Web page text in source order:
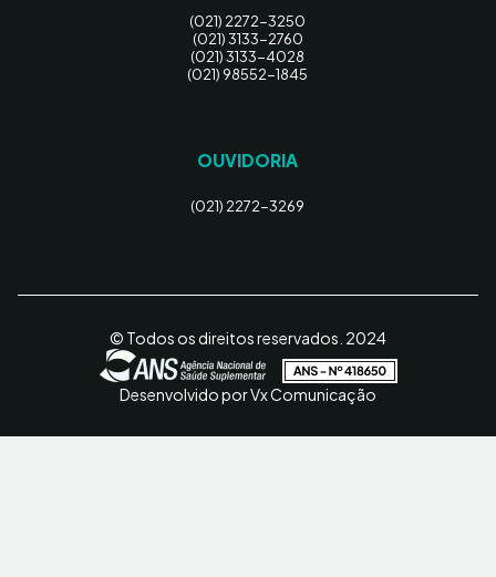
(021) 2272-3250
(021) 3133-2760
(021) 3133-4028
(021) 98552-1845
OUVIDORIA
(021) 2272-3269
© Todos os direitos reservados. 2024
Desenvolvido por Vx Comunicação